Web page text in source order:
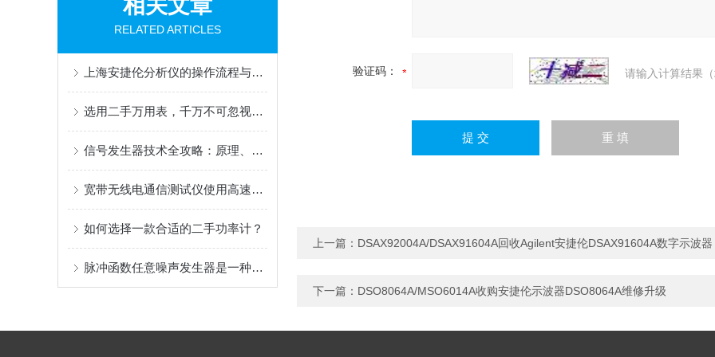
相关文章
RELATED ARTICLES
上海安捷伦分析仪的操作流程与注意事项
选用二手万用表，千万不可忽视附件的匹配
信号发生器技术全攻略：原理、分类与应用
宽带无线电通信测试仪使用高速采样技术对接收到的信号进行采样
如何选择一款合适的二手功率计？
脉冲函数任意噪声发生器是一种能够产生各种类型噪声信号的重要设备
验证码： 请输入计算结果
上一篇： DSAX92004A/DSAX91604A回收Agilent安捷伦DSAX91604A数字示波器
下一篇： DSO8064A/MSO6014A收购安捷伦示波器DSO8064A维修升级